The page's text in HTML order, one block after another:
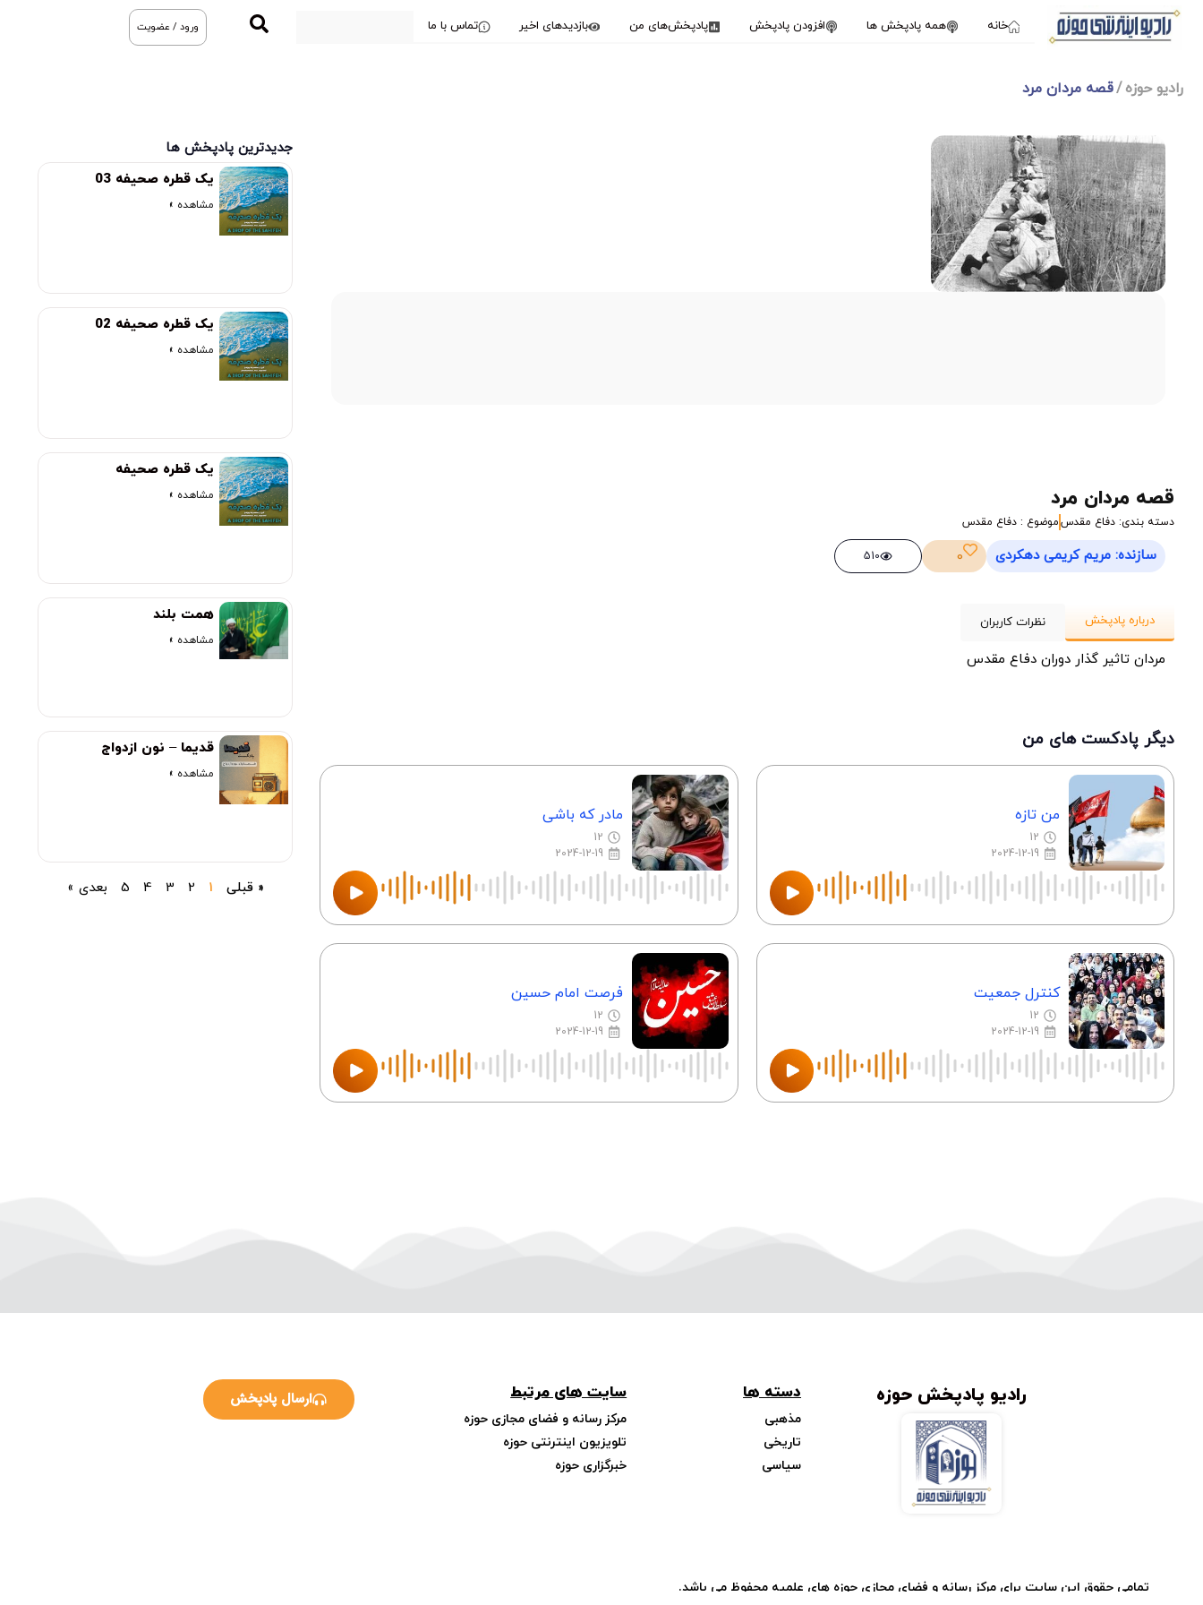
خانه همه پادپخش ها افزودن پادپخش پادپخش‌های من بازدیدهای اخیر تماس با ما ورود / عضویت
رادیو حوزه قصه مردان مرد
1X
قصه مردان مرد
دسته بندی: دفاع مقدسموضوع : دفاع مقدس
سازنده: مریم کریمی دهکردی 0
510
درباره پادپخش نظرات کاربران
مردان تاثیر گذار دوران دفاع مقدس
دیگر پادکست های من
من تازه
12
2024-12-19
مادر که باشی
12
2024-12-19
کنترل جمعیت
12
2024-12-19
فرصت امام حسین
12
2024-12-19
جدیدترین پادپخش ها
یک قطره صحیفه 03
مشاهده »
یک قطره صحیفه 02
مشاهده »
یک قطره صحیفه
مشاهده »
همت بلند
مشاهده »
قدیما – نون ازدواج
مشاهده »
« قبلی 1
2
3
4
5 بعدی »
رادیو پادپخش حوزه دسته ها
مذهبی
تاریخی
سیاسی
سایت های مرتبط
مرکز رسانه و فضای مجازی حوزه
تلویزیون اینترنتی حوزه
خبرگزاری حوزه
ارسال پادپخش
تمامی حقوق این سایت برای مرکز رسانه و فضای مجازی حوزه های علمیه محفوظ می باشد.